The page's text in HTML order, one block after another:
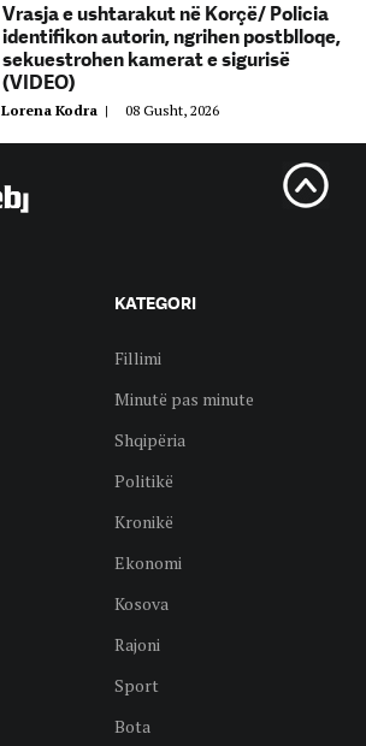
Vrasja e ushtarakut në Korçë/ Policia
identifikon autorin, ngrihen postblloqe,
sekuestrohen kamerat e sigurisë
(VIDEO)
Lorena Kodra | 08 Gusht, 2026
KATEGORI
Fillimi
Minutë pas minute
Shqipëria
Politikë
Kronikë
Ekonomi
Kosova
Rajoni
Sport
Bota